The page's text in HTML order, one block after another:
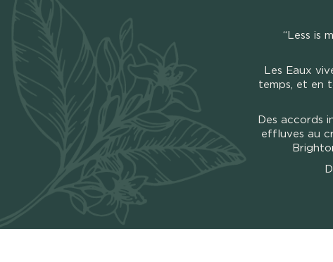
“Less is
Les Eaux
temps, et en
Des accords
effluves au